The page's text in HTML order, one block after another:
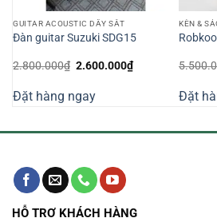
GUITAR ACOUSTIC DÂY SẮT
Đàn guitar Suzuki SDG15
2.800.000₫ Giá
2.800.000₫.
2.600.000₫Giá
hiện
2.600.000₫.
Đặt hàng ngay
KÈN &
Đặt
HỖ TRỢ KHÁCH HÀNG